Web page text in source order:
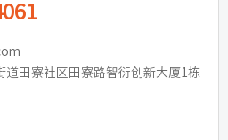
道田寮社区田寮路智衍创新大厦1栋